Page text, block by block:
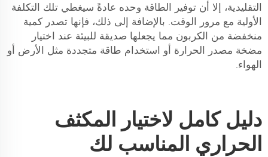
التقليدية، إلا أن توفير الطاقة وحده عادةً سيغطي تلك التكلفة
الأولية مع مرور الوقت. بالإضافة إلى ذلك، فإنها تصدر كمية
منخفضة من الكربون مما يجعلها صديقة للبيئة عند اختيار
مضخة مصدر الحرارة أو استخدام طاقة متجددة مثل الأرض أو
الهواء.
دليل كامل لاختيار المكثف
الحراري المناسب لك